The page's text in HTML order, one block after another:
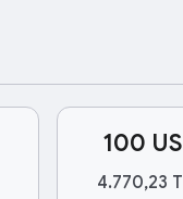
100
4.770,23